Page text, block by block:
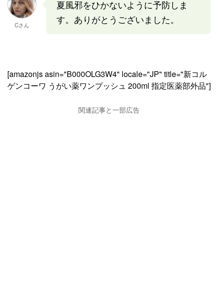
Cさん
夏風邪をひかないように予防しま
す。ありがとうございました。
[amazonjs asin="B000OLG3W4" locale="JP" title="新コル
ゲンコーワ うがい薬ワンプッシュ 200ml 指定医薬部外品"]
関連記事と一部広告